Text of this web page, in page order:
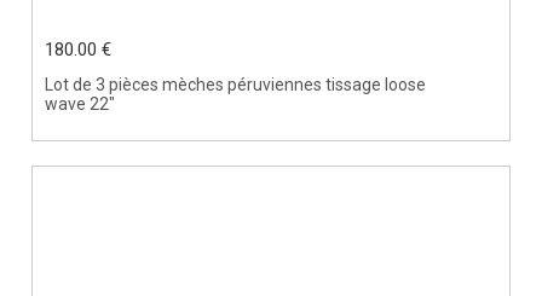
Lot de 3 pièces mèches péruviennes tissage loose
wave 22"
180.00 €